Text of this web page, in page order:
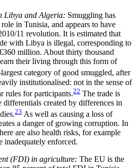
Libya and Algeria: Smuggling has
in Tunisia, and appears to have
11 revolution. It is estimated that
with Libya is illegal, corresponding to
million. About thirty thousand
their living through this form of
category of good smuggled, after
institutionalised: not in the sense of
rules for participants.22 The trade is
created by differences in
23 As well as causing a loss of
a danger of growing corruption. In
are also health risks, for example
inadequately enforced.
(FDI) in agriculture: The EU is the